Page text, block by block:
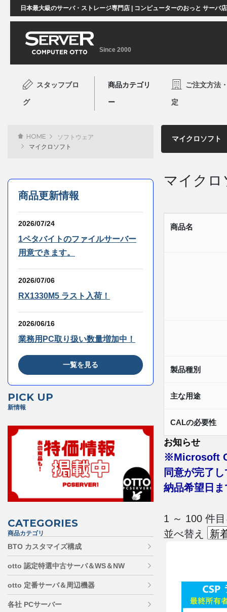
日本最大級のサーバ・ストレージ専門店 | コンピューターのおっと サーバ
Since 2000
スタッフブロ
グ
商品カテゴリ
ー
ご注文方法
定
マイクロ
商品名
製品種別
主な用途
CALの必要性
お知らせ
※Microsoft
同意が完了
納品希望日
1 ～ 100 件
並べ替え
HOME
ソフトウェア
マイクロソフト
商品更新情報
2026/07/24
1ペタバイトのファイルサーバー
用意できます。
2026/07/06
RX1330M5 ラスト入荷！
2026/06/16
業務用PC取り扱い数量増加中！
一覧を見る
PICK UP
新情報
CATEGORIES
商品カテゴリ
BTO カスタマイズ構成
otto 認定特選中古サーバ＆WS＆NW
otto 定番サーバ＆周辺機器
各社 PCサーバー